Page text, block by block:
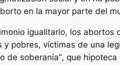
en la mayor parte del
igualitario, los abortos
pobres, víctimas de una
de soberanía”, que